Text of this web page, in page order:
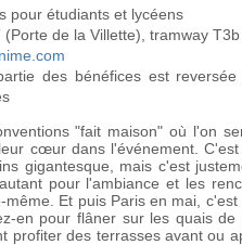
pour étudiants et lycéens
(Porte de la Villette), tramway T3b
des bénéfices est
"fait maison" où l'on
cœur dans l'événement. C'est
gigantesque, mais c'est
pour l'ambiance et les
Et puis Paris en mai, c'est
en pour flâner sur les quais de
profiter des terrasses avant ou